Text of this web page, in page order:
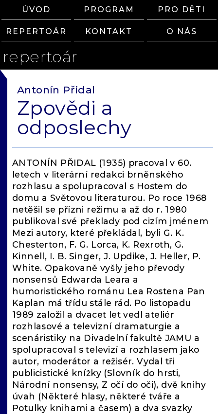
ÚVOD PROGRAM PRO DĚTI
REPERTOÁR KONTAKT O NÁS
repertoár
Antonín Přidal
Zpovědi a
odposlechy
ANTONÍN PŘIDAL (1935) pracoval v 60.
letech v literární redakci brněnského
rozhlasu a spolupracoval s Hostem do
domu a Světovou literaturou. Po roce 1968
netěšil se přízni režimu a až do r. 1980
publikoval své překlady pod cizím jménem
Mezi autory, které překládal, byli G. K.
Chesterton, F. G. Lorca, K. Rexroth, G.
Kinnell, I. B. Singer, J. Updike, J. Heller, P.
White. Opakovaně vyšly jeho převody
nonsensů Edwarda Leara a
humoristického románu Lea Rostena Pan
Kaplan má třídu stále rád. Po listopadu
1989 založil a dvacet let vedl ateliér
rozhlasové a televizní dramaturgie a
scenáristiky na Divadelní fakultě JAMU a
spolupracoval s televizí a rozhlasem jako
autor, moderátor a režisér. Vydal tři
publicistické knížky (Slovník do hrsti,
Národní nonsensy, Z očí do oči), dvě knihy
úvah (Některé hlasy, některé tváře a
Potulky knihami a časem) a dva svazky